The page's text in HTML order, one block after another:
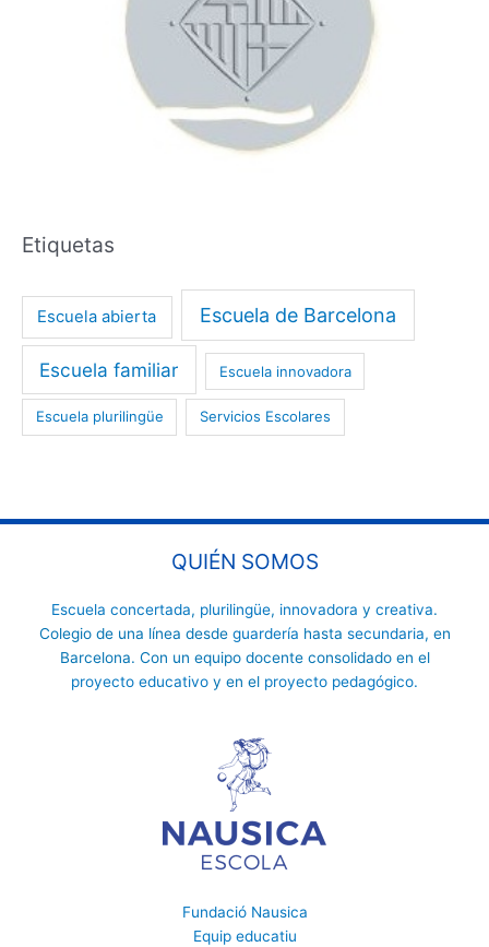
Etiquetas
Escuela abierta Escuela de Barcelona
Escuela familiar Escuela innovadora
Escuela plurilingüe Servicios Escolares
QUIÉN SOMOS
Escuela concertada, plurilingüe, innovadora y creativa.
Colegio de una línea desde guardería hasta secundaria, en
Barcelona. Con un equipo docente consolidado en el
proyecto educativo y en el proyecto pedagógico.
Fundació Nausica
Equip educatiu